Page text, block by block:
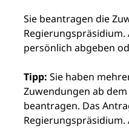
Sie beantragen die
persönlich abgeben
Tipp: Sie haben
Zuwendungen ab
beantragen. Das
Regierungspräsidium.